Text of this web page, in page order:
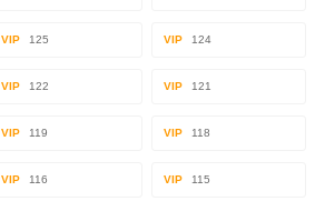
VIP 125 VIP 124
VIP 122 VIP 121
VIP 119 VIP 118
VIP 116 VIP 115